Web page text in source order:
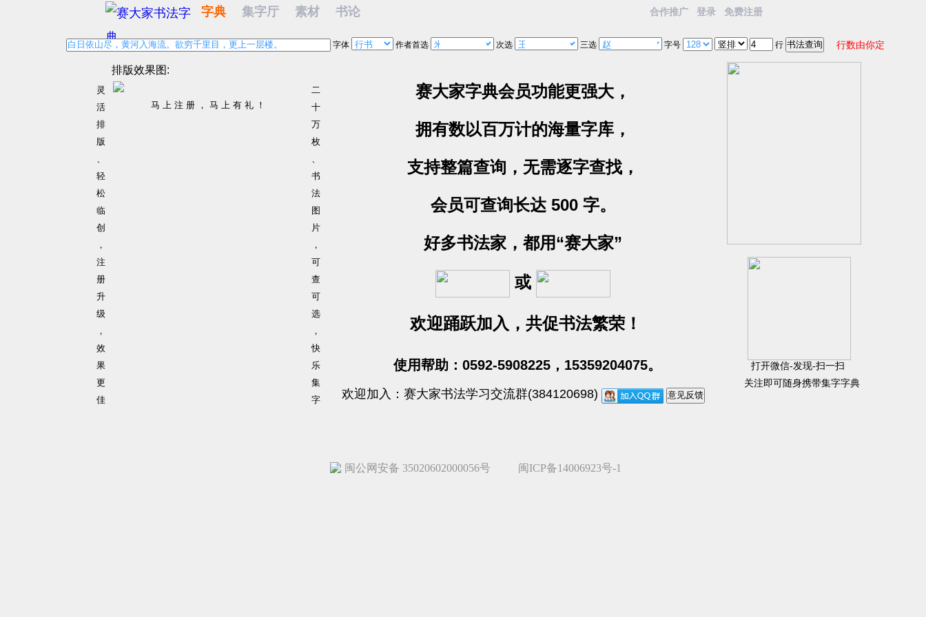
合作推广 登录 免费注册
字典 集字厅 素材 书论
字体 作者首选 次选 三选 字号 行 行数由你定
打开微信-发现-扫一扫
关注即可随身携带集字字典
赛大家字典会员功能更强大，
拥有数以百万计的海量字库，
支持整篇查询，无需逐字查找，
会员可查询长达 500 字。
好多书法家，都用“赛大家”
或
欢迎踊跃加入，共促书法繁荣！
使用帮助：0592-5908225，15359204075。
欢迎加入：赛大家书法学习交流群(384120698)
排版效果图:
灵
活
排
版
、
轻
松
临
创
，
注
册
升
级
，
效
果
更
佳
马 上 注 册 ， 马 上 有 礼 ！
二
十
万
枚
、
书
法
图
片
，
可
查
可
选
，
快
乐
集
字
闽公网安备 35020602000056号 闽ICP备14006923号-1